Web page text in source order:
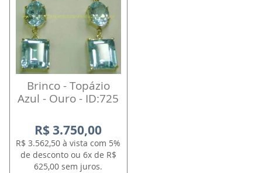
Brinco - Topázio
Azul - Ouro - ID:725
R$ 3.750,00
R$ 3.562,50 à vista com 5%
de desconto ou 6x de R$
625,00 sem juros.